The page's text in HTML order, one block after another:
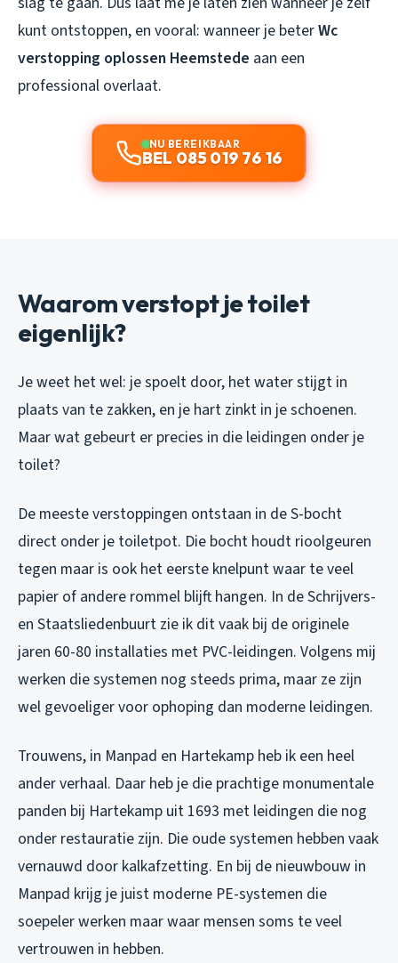
kunt ontstoppen, en vooral: wanneer je beterWc
verstopping oplossen Heemstede aan een
professional overlaat.
NU BEREIKBAAR
BEL 085 019 76 16
Waarom verstopt je toilet
eigenlijk?
Je weet het wel: je spoelt door, het water stijgt in
plaats van te zakken, en je hart zinkt in je schoenen.
Maar wat gebeurt er precies in die leidingen onder je
toilet?
De meeste verstoppingen ontstaan in de S-bocht
direct onder je toiletpot. Die bocht houdt rioolgeuren
tegen maar is ook het eerste knelpunt waar te veel
papier of andere rommel blijft hangen. In de Schrijvers-
en Staatsliedenbuurt zie ik dit vaak bij de originele
jaren 60-80 installaties met PVC-leidingen. Volgens mij
werken die systemen nog steeds prima, maar ze zijn
wel gevoeliger voor ophoping dan moderne leidingen.
Trouwens, in Manpad en Hartekamp heb ik een heel
ander verhaal. Daar heb je die prachtige monumentale
panden bij Hartekamp uit 1693 met leidingen die nog
onder restauratie zijn. Die oude systemen hebben vaak
vernauwd door kalkafzetting. En bij de nieuwbouw in
Manpad krijg je juist moderne PE-systemen die
soepeler werken maar waar mensen soms te veel
vertrouwen in hebben.